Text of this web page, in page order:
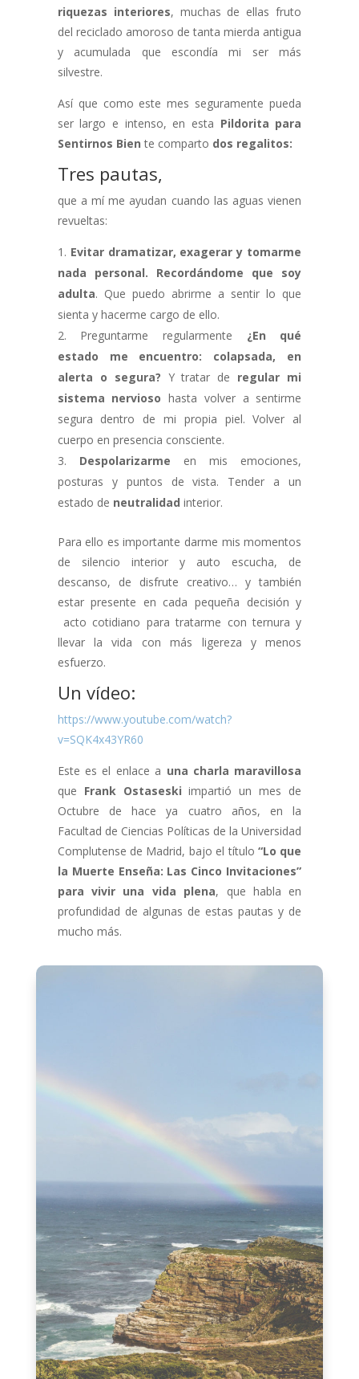
riquezas interiores, muchas de ellas fruto
del reciclado amoroso de tanta mierda antigua
y acumulada que escondía mi ser más
silvestre.
Así que como este mes seguramente pueda
ser largo e intenso, en esta Pildorita para
Sentirnos Bien te comparto dos regalitos:
Tres pautas,
que a mí me ayudan cuando las aguas vienen
revueltas:
Evitar dramatizar, exagerar y tomarme
nada personal. Recordándome que soy
adulta. Que puedo abrirme a sentir lo que
sienta y hacerme cargo de ello.
Preguntarme regularmente ¿En qué
estado me encuentro: colapsada, en
alerta o segura? Y tratar de regular mi
sistema nervioso hasta volver a sentirme
segura dentro de mi propia piel. Volver al
cuerpo en presencia consciente.
Despolarizarme en mis emociones,
posturas y puntos de vista. Tender a un
estado de neutralidad interior.
Para ello es importante darme mis momentos
de silencio interior y auto escucha, de
descanso, de disfrute creativo… y también
estar presente en cada pequeña decisión y
acto cotidiano para tratarme con ternura y
llevar la vida con más ligereza y menos
esfuerzo.
Un vídeo:
https://www.youtube.com/watch?
v=SQK4x43YR60
Este es el enlace a una charla maravillosa
que Frank Ostaseski impartió un mes de
Octubre de hace ya cuatro años, en la
Facultad de Ciencias Políticas de la Universidad
Complutense de Madrid, bajo el título “Lo que
la Muerte Enseña: Las Cinco Invitaciones”
para vivir una vida plena, que habla en
profundidad de algunas de estas pautas y de
mucho más.